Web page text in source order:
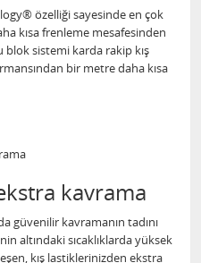
özelliği sayesinde en çok
kısa frenleme mesafesinden
sistemi karda rakip kış
bir metre daha kısa
kavrama
güvenilir kavramanın tadını
altındaki sıcaklıklarda yüksek
kış lastiklerinizden ekstra